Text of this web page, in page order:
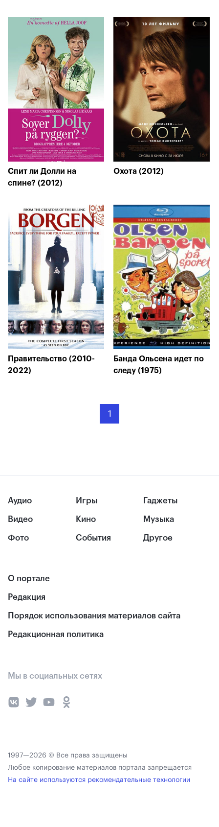
Спит ли Долли на
спине? (2012)
Охота (2012)
Правительство (2010-
2022)
Банда Ольсена идет по
следу (1975)
1
Аудио
Видео
Фото
Игры
Кино
События
Гаджеты
Музыка
Другое
О портале
Редакция
Порядок использования материалов сайта
Редакционная политика
Мы в социальных сетях
1997—2026 © Все права защищены
Любое копирование материалов портала запрещается
На сайте используются рекомендательные технологии